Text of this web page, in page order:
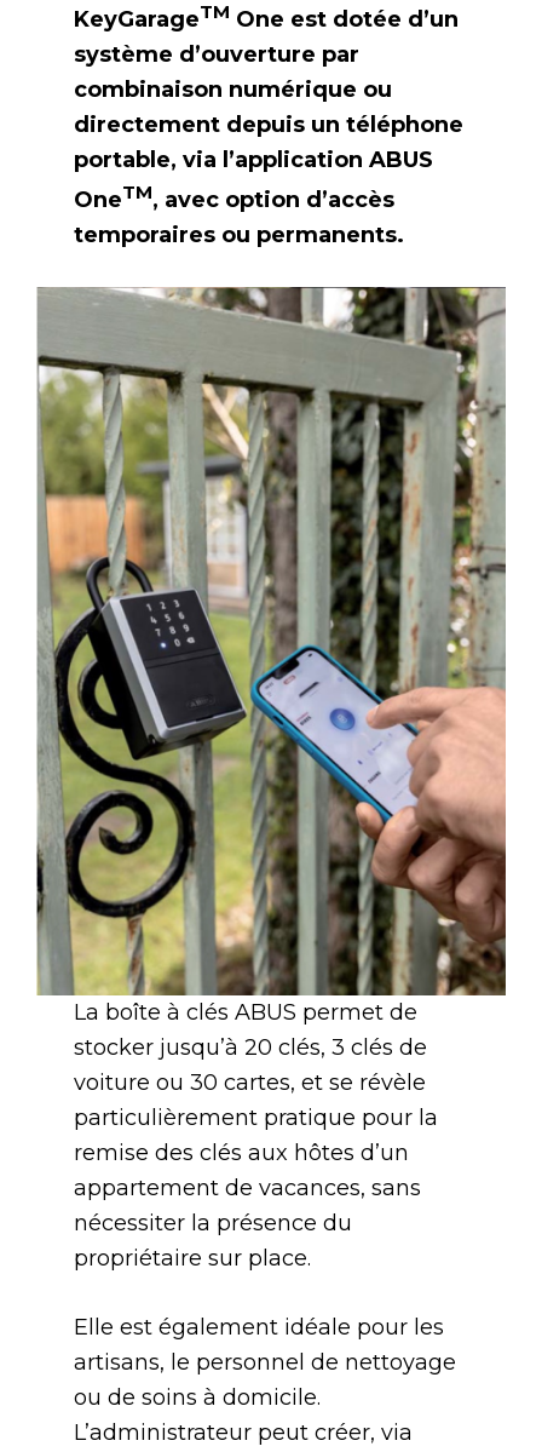
KeyGarageTM One est dotée d’un
système d’ouverture par
combinaison numérique ou
directement depuis un téléphone
portable, via l’application ABUS
OneTM, avec option d’accès
temporaires ou permanents.
La boîte à clés ABUS permet de
stocker jusqu’à 20 clés, 3 clés de
voiture ou 30 cartes, et se révèle
particulièrement pratique pour la
remise des clés aux hôtes d’un
appartement de vacances, sans
nécessiter la présence du
propriétaire sur place.
Elle est également idéale pour les
artisans, le personnel de nettoyage
ou de soins à domicile.
L’administrateur peut créer, via